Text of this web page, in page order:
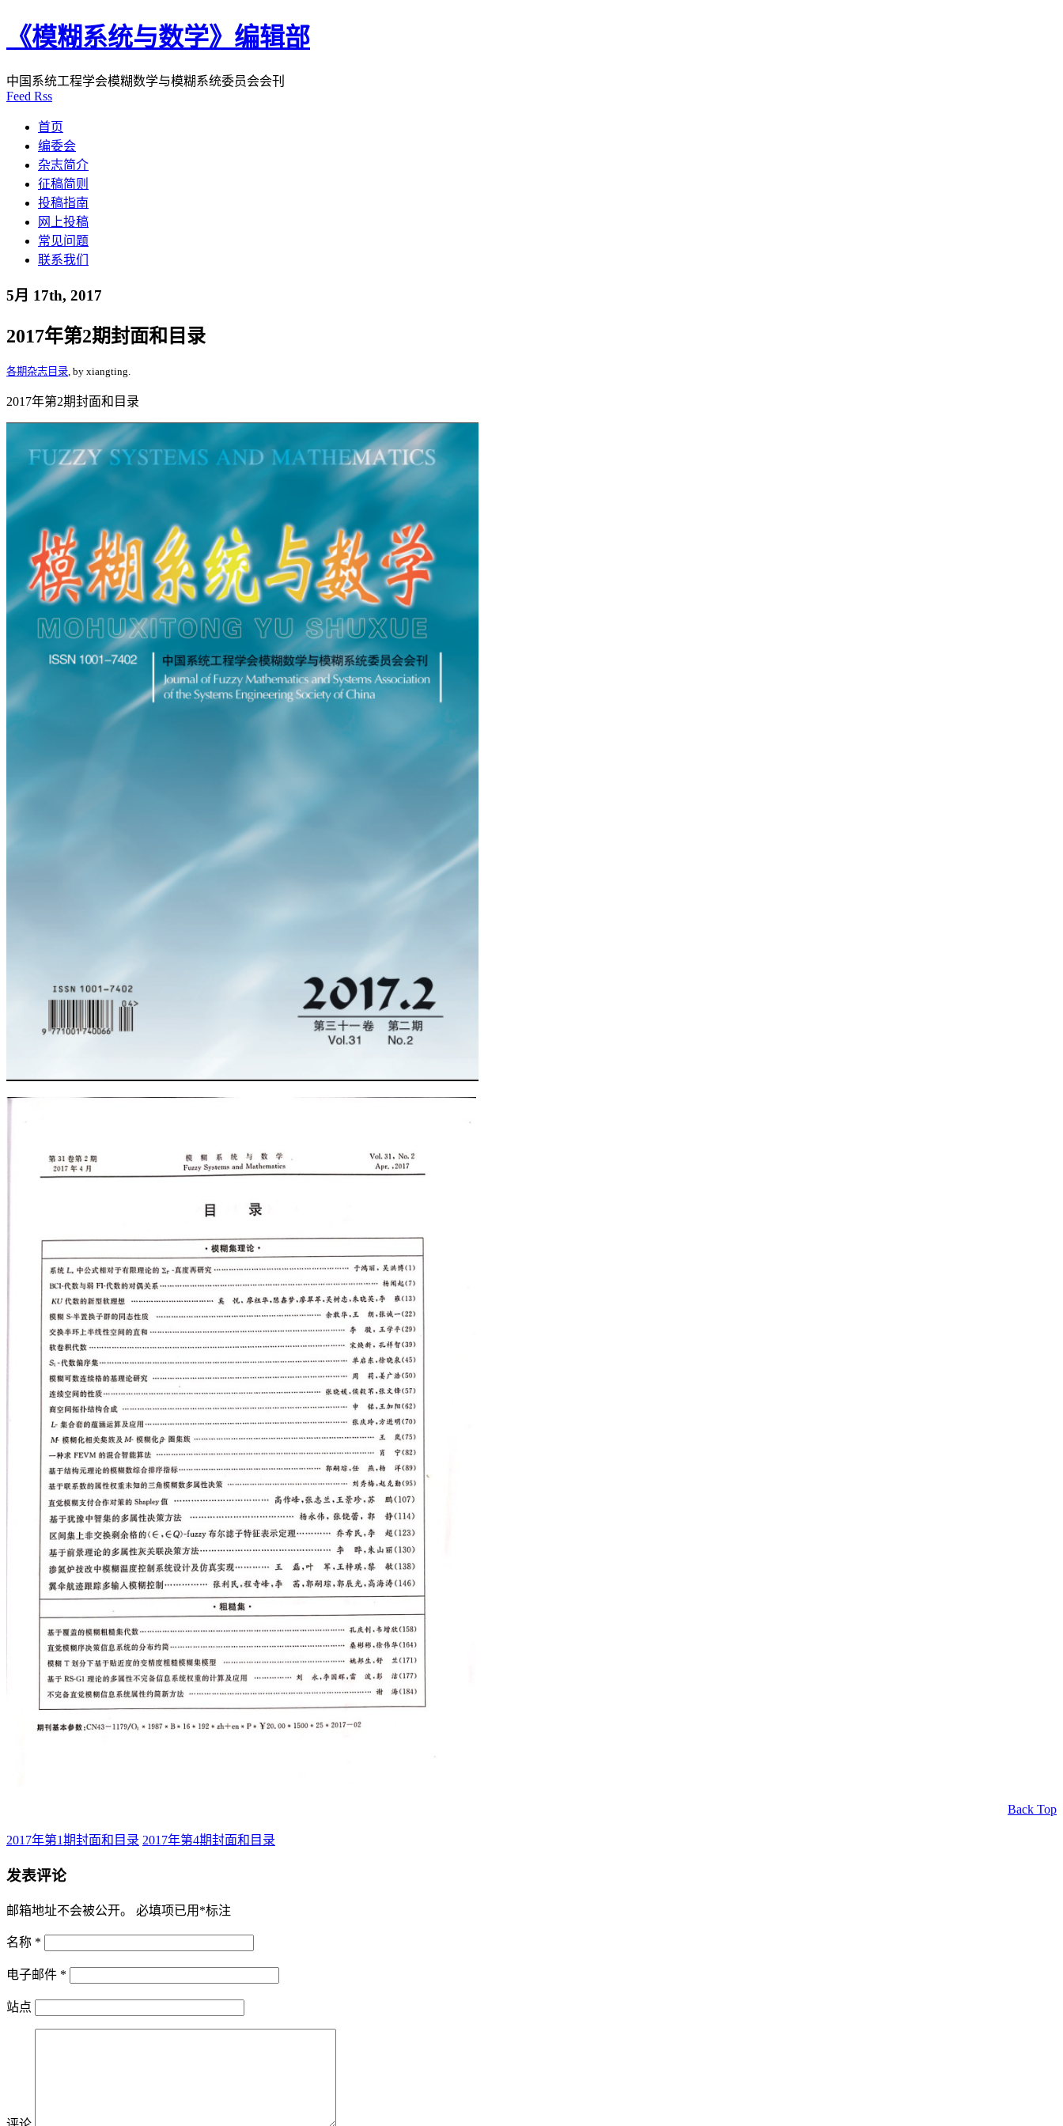
《模糊系统与数学》编辑部
中国系统工程学会模糊数学与模糊系统委员会会刊
Feed Rss
首页
编委会
杂志简介
征稿简则
投稿指南
网上投稿
常见问题
联系我们
5月 17th, 2017
2017年第2期封面和目录
各期杂志目录, by xiangting.
2017年第2期封面和目录
Back Top
2017年第1期封面和目录 2017年第4期封面和目录
发表评论
邮箱地址不会被公开。 必填项已用 *标注
名称 *
电子邮件 *
站点